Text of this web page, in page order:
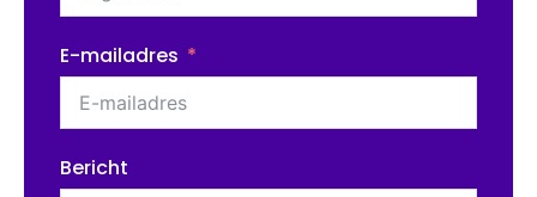
E-mailadres
Bericht